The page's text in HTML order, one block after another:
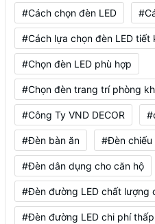
#Cách chọn đèn LED
#Cách lựa chọn đèn LED tiết
#Chọn đèn LED phù hợp
#Chọn đèn trang trí phòng
#Công Ty VND DECOR
#Đèn bàn ăn #Đèn chiếu
#Đèn dân dụng cho căn hộ
#Đèn đường LED chất lượng
#Đèn đường LED chi phí thấp